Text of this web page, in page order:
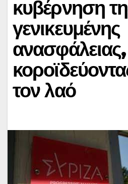
κυβέρνηση
γενικευμένης
ανασφάλειας,
τον λαό